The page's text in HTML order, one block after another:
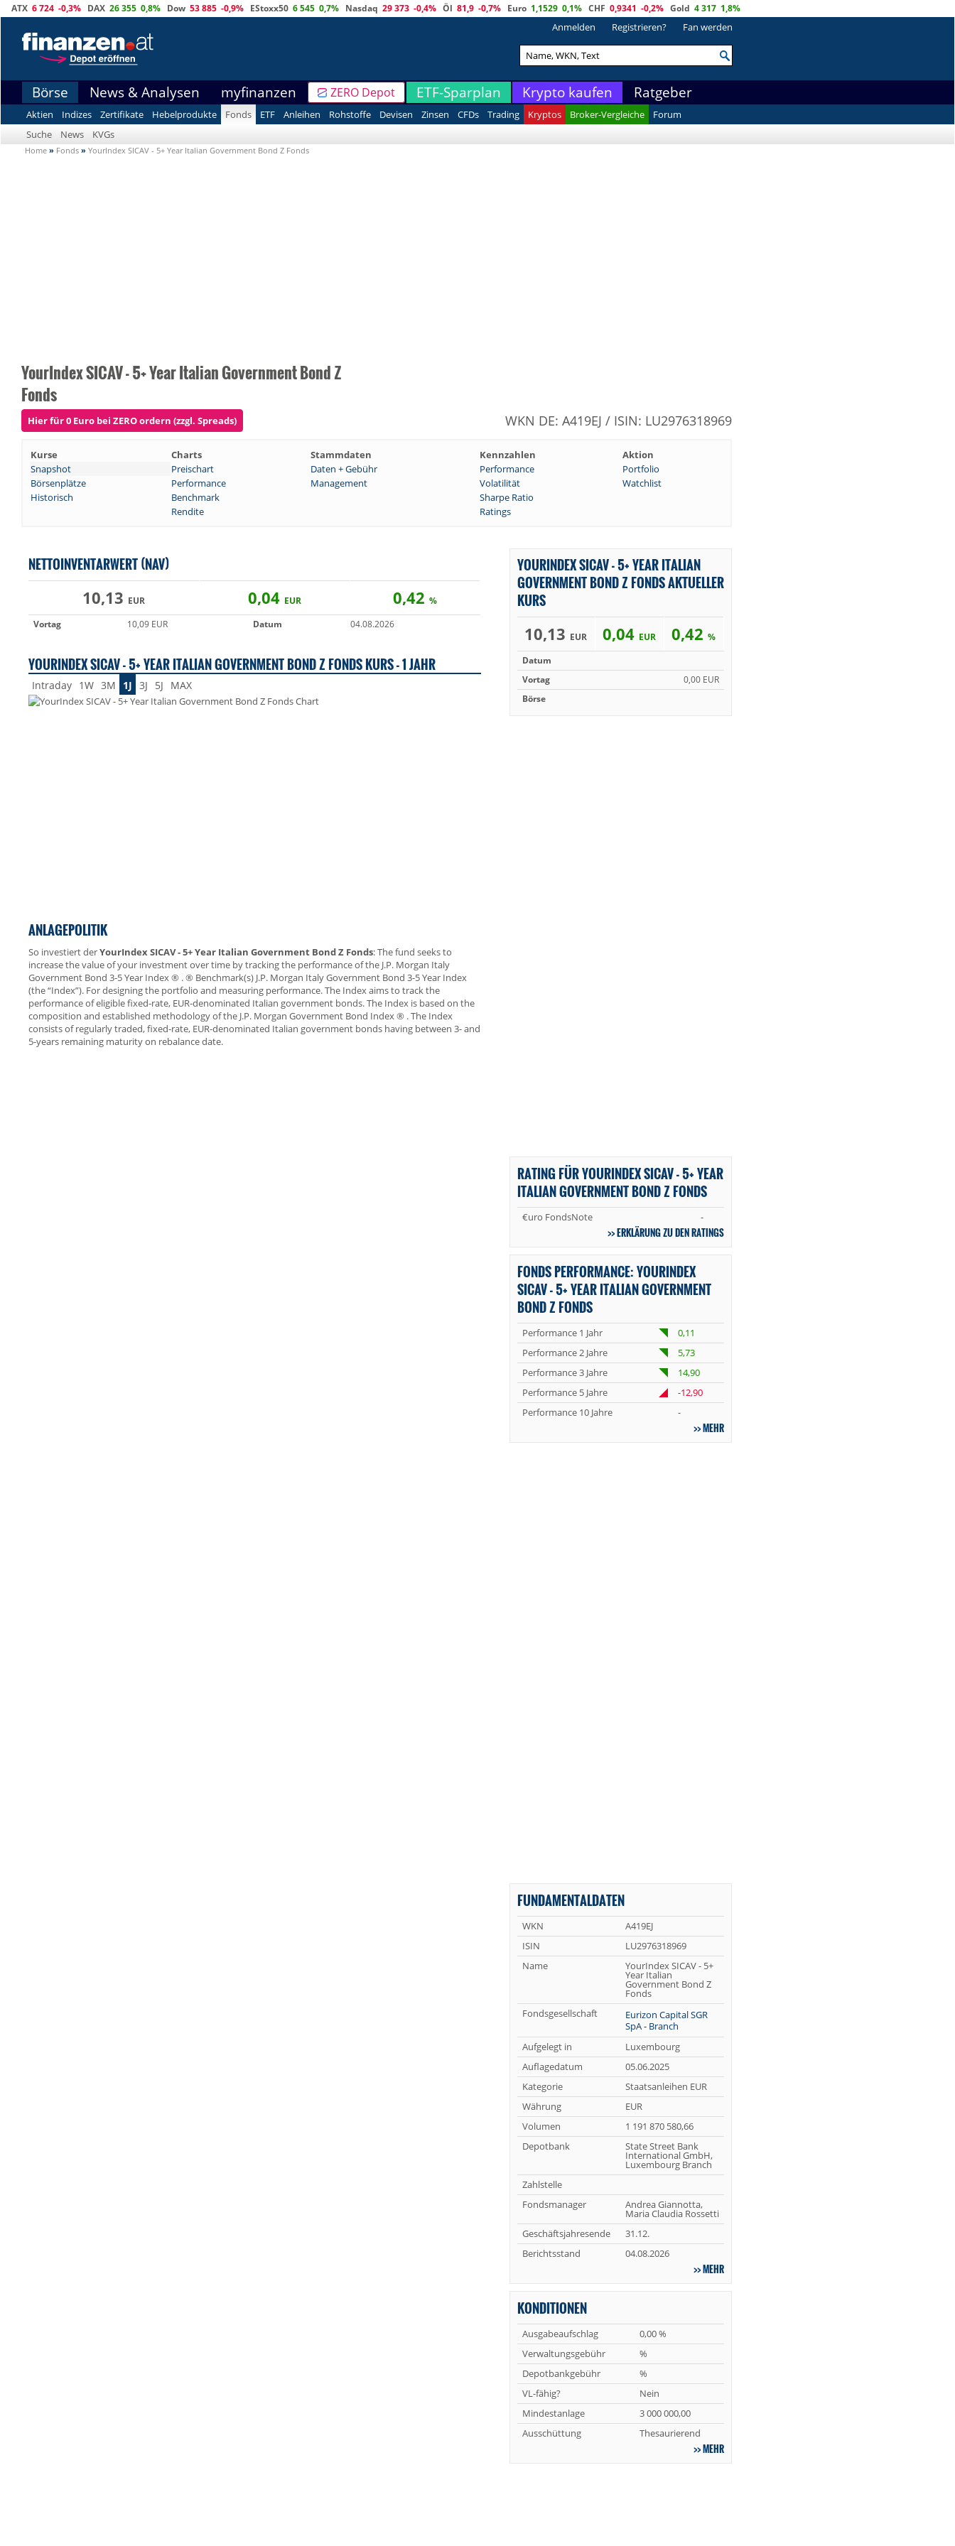
ATX 6 724 -0,3% DAX 26 355 0,8% Dow 53 885 -0,9% EStoxx50 6 545 0,7% Nasdaq 29 373 -0,4% Öl 81,9 -0,7% Euro 1,1529 0,1% CHF 0,9341 -0,2% Gold 4 317 1,8%
Anmelden Registrieren? Fan werden
Börse News & Analysen myfinanzen ZERO Depot ETF-Sparplan Krypto kaufen Ratgeber
Aktien Indizes Zertifikate Hebelprodukte Fonds ETF Anleihen Rohstoffe Devisen Zinsen CFDs Trading Kryptos Broker-Vergleiche
Forum
Suche
News KVGs
Home » Fonds » YourIndex SICAV - 5+ Year Italian Government Bond Z Fonds
YourIndex SICAV - 5+ Year Italian Government Bond Z
Fonds
Hier für 0 Euro bei ZERO ordern (zzgl. Spreads) WKN DE: A419EJ / ISIN: LU2976318969
Kurse Charts Stammdaten Kennzahlen
Aktion
Snapshot
Preischart Daten + Gebühr Performance
Portfolio
Börsenplätze
Performance Management Volatilität
Watchlist
Historisch
Benchmark
Sharpe Ratio
Rendite
Ratings
NETTOINVENTARWERT (NAV)
10,13 EUR 0,04 EUR 0,42 %
Vortag
10,09 EUR Datum 04.08.2026
YOURINDEX SICAV - 5+ YEAR ITALIAN GOVERNMENT BOND Z FONDS KURS - 1 JAHR
Intraday 1W 3M 1J 3J 5J MAX
ANLAGEPOLITIK
So investiert derYourIndex SICAV - 5+ Year Italian Government Bond Z Fonds: The fund seeks to
increase the value of your investment over time by tracking the performance of the J.P. Morgan Italy
Government Bond 3-5 Year Index ® . ® Benchmark(s) J.P. Morgan Italy Government Bond 3-5 Year Index
(the “Index”). For designing the portfolio and measuring performance. The Index aims to track the
performance of eligible fixed-rate, EUR-denominated Italian government bonds. The Index is based on the
composition and established methodology of the J.P. Morgan Government Bond Index ® . The Index
consists of regularly traded, fixed-rate, EUR-denominated Italian government bonds having between 3- and
5-years remaining maturity on rebalance date.
YOURINDEX SICAV - 5+ YEAR ITALIAN
GOVERNMENT BOND Z FONDS AKTUELLER
KURS
10,13 EUR 0,04 EUR 0,42%
Datum
Vortag
0,00 EUR
Börse
RATING FÜR YOURINDEX SICAV - 5+ YEAR
ITALIAN GOVERNMENT BOND Z FONDS
€uro FondsNote -
ERKLÄRUNG ZU DEN RATINGS
FONDS PERFORMANCE: YOURINDEX
SICAV - 5+ YEAR ITALIAN GOVERNMENT
BOND Z FONDS
Performance 1 Jahr
0,11
Performance 2 Jahre
5,73
Performance 3 Jahre
14,90
Performance 5 Jahre
-12,90
Performance 10 Jahre
-
MEHR
FUNDAMENTALDATEN
WKN
A419EJ
ISIN
LU2976318969
Name
YourIndex SICAV - 5+
Year Italian
Government Bond Z
Fonds
Fondsgesellschaft
Eurizon Capital SGR
SpA - Branch
Aufgelegt in
Luxembourg
Auflagedatum
05.06.2025
Kategorie
Staatsanleihen EUR
Währung
EUR
Volumen
1 191 870 580,66
Depotbank
State Street Bank
International GmbH,
Luxembourg Branch
Zahlstelle
Fondsmanager
Andrea Giannotta,
Maria Claudia Rossetti
Geschäftsjahresende
31.12.
Berichtsstand
04.08.2026
MEHR
KONDITIONEN
Ausgabeaufschlag
0,00 %
Verwaltungsgebühr
%
Depotbankgebühr
%
VL-fähig?
Nein
Mindestanlage
3 000 000,00
Ausschüttung
Thesaurierend
MEHR